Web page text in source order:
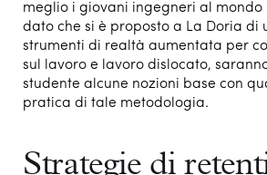
meglio i giovani ingegneri al mondo
dato che si è proposto a La Doria di
strumenti di realtà aumentata per
sul lavoro e lavoro dislocato,
studente alcune nozioni base con
pratica di tale metodologia.
Strategie di